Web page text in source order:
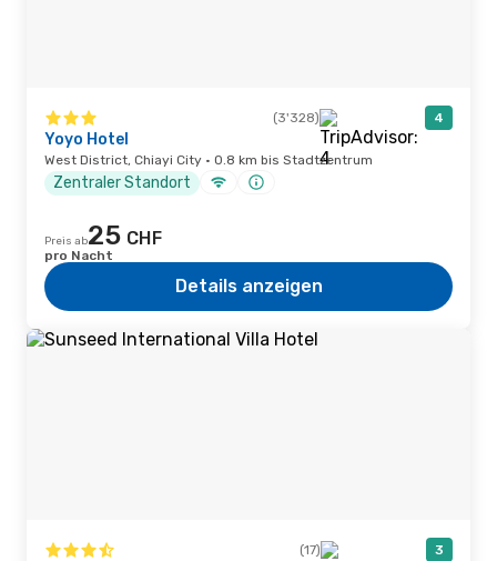
(3'328) 4
Yoyo Hotel
West District, Chiayi City · 0.8 km bis Stadtzentrum
Zentraler Standort
Preis ab25 CHF
pro Nacht
Details anzeigen
(17) 3